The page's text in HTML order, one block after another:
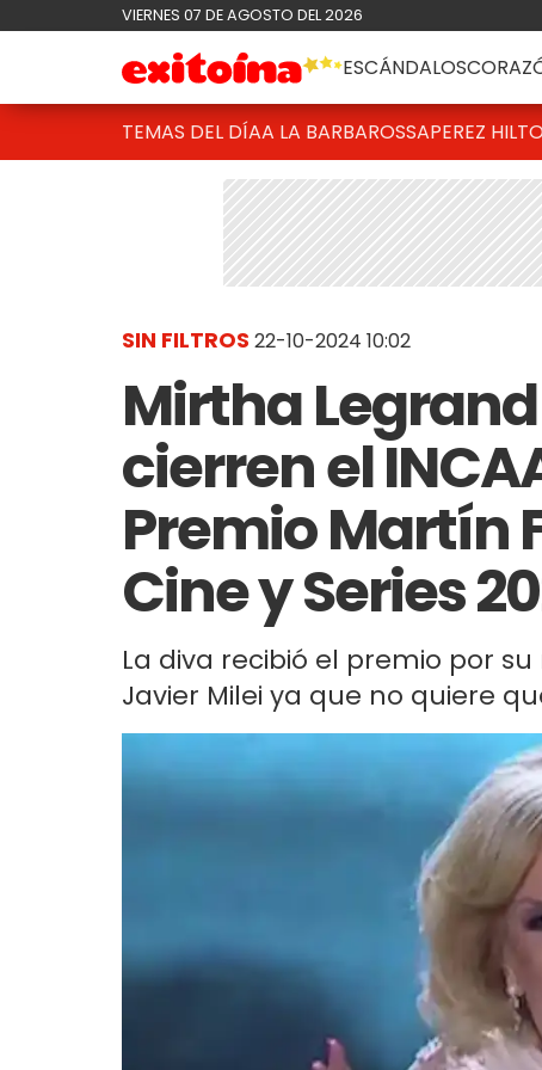
VIERNES 07 DE AGOSTO DEL 2026
ESCÁNDALOS
TEMAS DEL DÍAA LA BARBAROSSAPEREZ
SIN FILTROS 22-10-2024 10:02
Mirtha
cierren el
Premio Martín
Cine y Series
La diva recibió el premio por
Javier Milei ya que no quiere